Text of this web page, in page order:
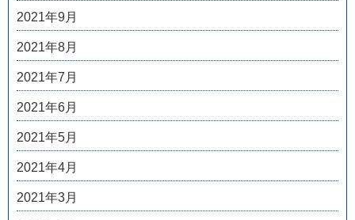
2021年9月
2021年8月
2021年7月
2021年6月
2021年5月
2021年4月
2021年3月